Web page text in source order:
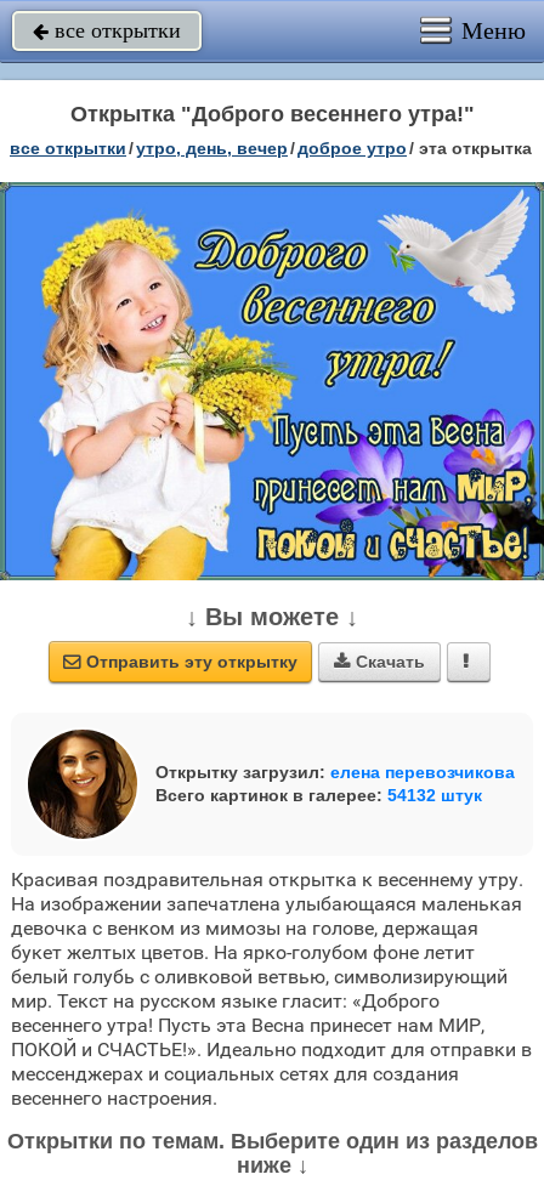
 все открытки Меню
Открытка "Доброго весеннего утра!"
все открытки/утро, день, вечер/доброе утро/ эта открытка
↓ Вы можете ↓
 Отправить эту открытку  Скачать 
Открытку загрузил: елена перевозчикова
Всего картинок в галерее: 54132 штук
Красивая поздравительная открытка к весеннему утру.
На изображении запечатлена улыбающаяся маленькая
девочка с венком из мимозы на голове, держащая
букет желтых цветов. На ярко-голубом фоне летит
белый голубь с оливковой ветвью, символизирующий
мир. Текст на русском языке гласит: «Доброго
весеннего утра! Пусть эта Весна принесет нам МИР,
ПОКОЙ и СЧАСТЬЕ!». Идеально подходит для отправки в
мессенджерах и социальных сетях для создания
весеннего настроения.
Открытки по темам. Выберите один из разделов
ниже ↓